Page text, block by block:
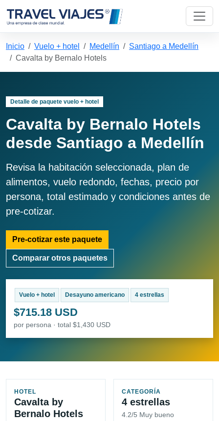
Inicio Vuelo + hotel Medellín
Santiago a Medellín
Cavalta by Bernalo Hotels
Detalle de paquete vuelo + hotel
Cavalta by Bernalo Hotels
desde Santiago a Medellín
Revisa la habitación seleccionada, plan de
alimentos, vuelo redondo, fechas, precio por
persona, total estimado y condiciones antes de
pre-cotizar.
Pre-cotizar este paquete
Comparar otros paquetes
Vuelo + hotel Desayuno americano 4 estrellas
$715.18 USD
por persona · total $1,430 USD
HOTEL
Cavalta by
Bernalo Hotels
CATEGORÍA
4 estrellas
4.2/5 Muy bueno